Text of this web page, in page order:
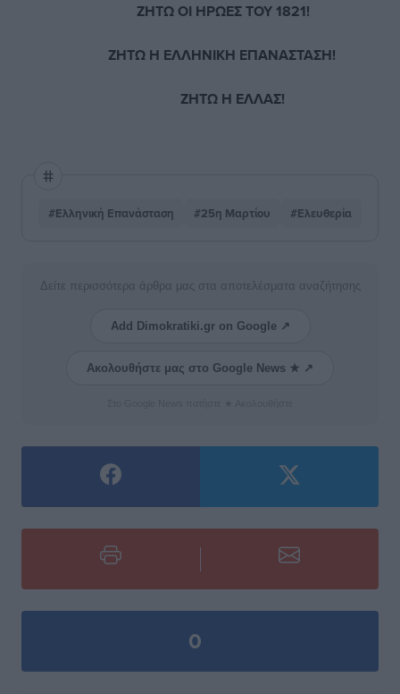
ΖΗΤΩ ΟΙ ΗΡΩΕΣ ΤΟΥ 1821!
ΖΗΤΩ Η ΕΛΛΗΝΙΚΗ ΕΠΑΝΑΣΤΑΣΗ!
ΖΗΤΩ Η ΕΛΛΑΣ!
#Ελληνική Επανάσταση #25η Μαρτίου #Ελευθερία
Δείτε περισσότερα άρθρα μας στα αποτελέσματα αναζήτησης
Add Dimokratiki.gr on Google ↗
Ακολουθήστε μας στο Google News ★ ↗
0